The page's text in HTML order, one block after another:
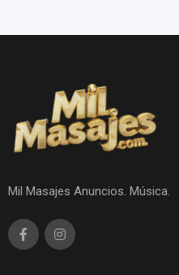
Mil Masajes Anuncios. Música.